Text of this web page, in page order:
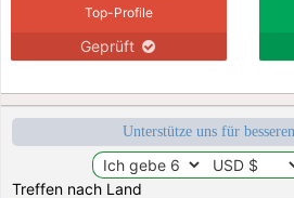
Top-Profile
Geprüft
Unterstütze uns für
Treffen nach Land